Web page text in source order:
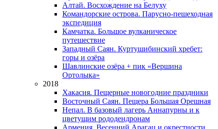
Алтай. Восхождение на Белуху
Командорские острова. Парусно-пешеходная
экспедиция
Камчатка. Большое вулканическое
путешествие
Западный Саян. Куртушибинский хребет:
горы и озёра
Шавлинские озёра + пик «Вершина
Ортолыка»
2018
Хакасия. Пещерные новогодние праздники
Восточный Саян. Пещера Большая Орешная
Непал. В базовый лагерь Аннапурны и к
цветущим рододендронам
Армения. Весенний Арагац и окрестности.